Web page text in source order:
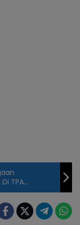
TPA